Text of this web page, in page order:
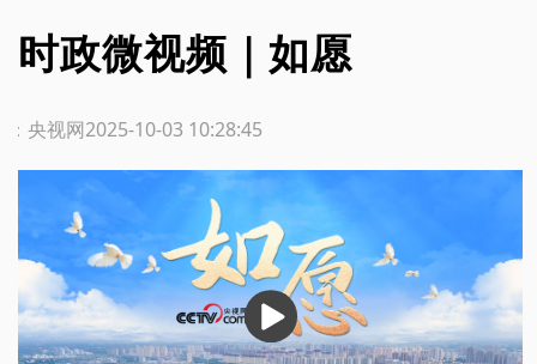
时政微视频｜如愿
2025-10-03 10:28:45
：央视网
播
放